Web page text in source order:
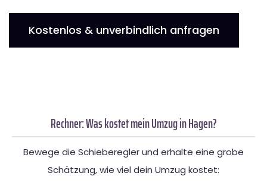
Kostenlos & unverbindlich anfragen
Rechner: Was kostet mein Umzug in Hagen?
Bewege die Schieberegler und erhalte eine grobe
Schätzung, wie viel dein Umzug kostet: